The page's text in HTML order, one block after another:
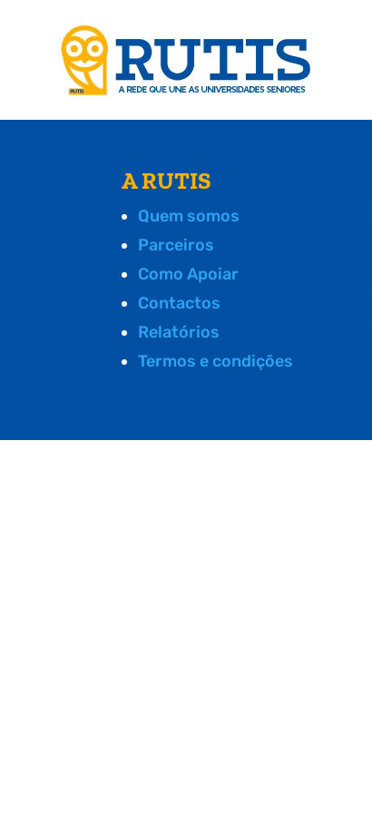
A RUTIS
Quem somos
Parceiros
Como Apoiar
Contactos
Relatórios
Termos e condições